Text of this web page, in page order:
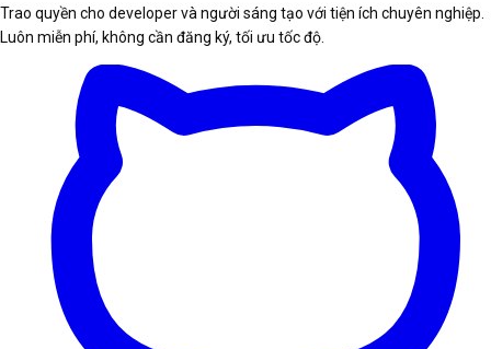
Trao quyền cho developer và người sáng tạo với tiện ích chuyên nghiệp.
Luôn miễn phí, không cần đăng ký, tối ưu tốc độ.